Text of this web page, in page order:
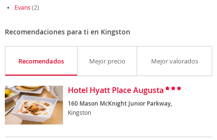
Evans (2)
Recomendaciones para ti en Kingston
Recomendados Mejor precio Mejor valorados
Hotel Hyatt Place Augusta
160 Mason McKnight Junior Parkway,
Kingston